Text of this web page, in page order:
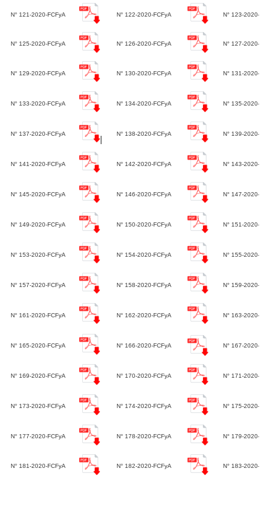
N° 121-2020-FCFyA N° 122-2020-FCFyA N° 123-2020-
N° 125-2020-FCFyA N° 126-2020-FCFyA N° 127-2020-
N° 129-2020-FCFyA N° 130-2020-FCFyA N° 131-2020-
N° 133-2020-FCFyA N° 134-2020-FCFyA N° 135-2020-
N° 137-2020-FCFyA
|
N° 138-2020-FCFyA N° 139-2020-
N° 141-2020-FCFyA N° 142-2020-FCFyA N° 143-2020-
N° 145-2020-FCFyA N° 146-2020-FCFyA N° 147-2020-
N° 149-2020-FCFyA N° 150-2020-FCFyA N° 151-2020-
N° 153-2020-FCFyA N° 154-2020-FCFyA N° 155-2020-
N° 157-2020-FCFyA N° 158-2020-FCFyA N° 159-2020-
N° 161-2020-FCFyA N° 162-2020-FCFyA N° 163-2020-
N° 165-2020-FCFyA N° 166-2020-FCFyA N° 167-2020-
N° 169-2020-FCFyA N° 170-2020-FCFyA N° 171-2020-
N° 173-2020-FCFyA N° 174-2020-FCFyA N° 175-2020-
N° 177-2020-FCFyA N° 178-2020-FCFyA N° 179-2020-
N° 181-2020-FCFyA N° 182-2020-FCFyA N° 183-2020-